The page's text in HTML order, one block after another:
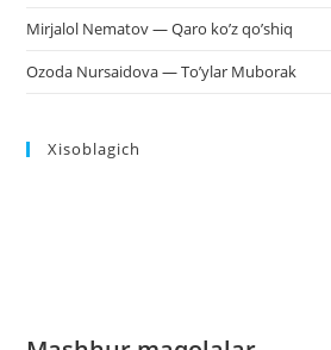
Mirjalol Nematov — Qaro ko’z qo’shiq
Ozoda Nursaidova — To’ylar Muborak
Xisoblagich